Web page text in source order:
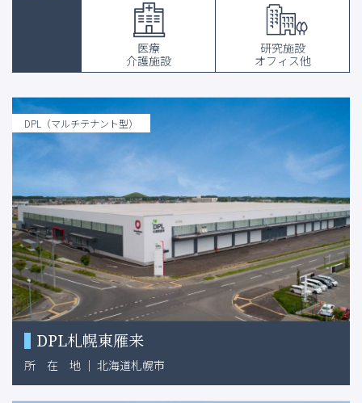
医療
介護施設
研究施設
オフィス他
DPL（マルチテナント型）
DPL札幌東雁来
所 在 地 ｜ 北海道札幌市